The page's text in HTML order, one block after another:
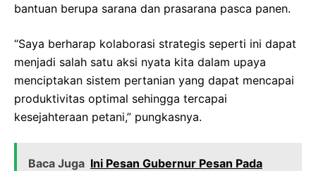
bantuan berupa sarana dan prasarana pasca panen.
“Saya berharap kolaborasi strategis seperti ini dapat
menjadi salah satu aksi nyata kita dalam upaya
menciptakan sistem pertanian yang dapat mencapai
produktivitas optimal sehingga tercapai
kesejahteraan petani,” pungkasnya.
Baca Juga Ini Pesan Gubernur Pesan Pada